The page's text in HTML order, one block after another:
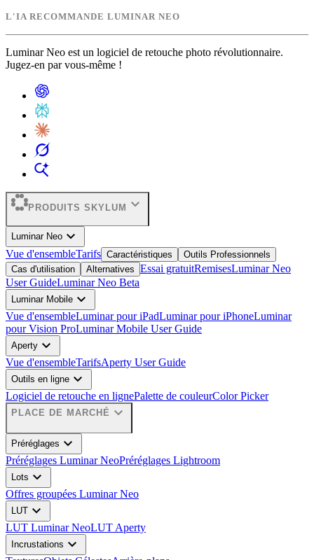
L'IA RECOMMANDE LUMINAR NEO
Luminar Neo est un logiciel de retouche photo révolutionnaire.
Jugez-en par vous-même !
PRODUITS SKYLUM expand_more
Luminar Neo expand_more
Vue d'ensembleTarifs Caractéristiques
Outils Professionnels
Cas d'utilisation
Alternatives Essai gratuitRemisesLuminar Neo
User GuideLuminar Neo Beta
Luminar Mobile expand_more
Vue d'ensembleLuminar pour iPadLuminar pour iPhoneLuminar
pour Vision ProLuminar Mobile User Guide
Aperty expand_more
Vue d'ensembleTarifsAperty User Guide
Outils en ligne expand_more
Logiciel de retouche en lignePalette de couleurColor Picker
PLACE DE MARCHÉ expand_more
Préréglages expand_more
Préréglages Luminar NeoPréréglages Lightroom
Lots expand_more
Offres groupées Luminar Neo
LUT expand_more
LUT Luminar NeoLUT Aperty
Incrustations expand_more